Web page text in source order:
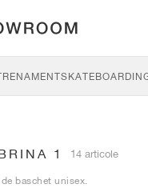
1 14 articole
baschet unisex.